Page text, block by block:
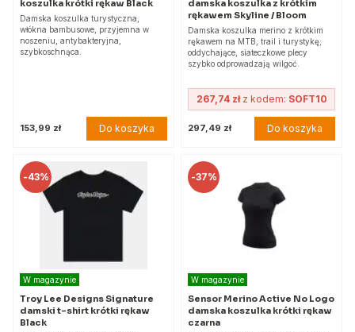
koszulka krótki rękaw Black
Damska koszulka turystyczna,
włókna bambusowe, przyjemna w
noszeniu, antybakteryjna,
szybkoschnąca.
153,99 zł Do koszyka
damska koszulka z krótkim
rękawem Skyline / Bloom
Damska koszulka merino z krótkim
rękawem na MTB, trail i turystykę;
oddychające, siateczkowe plecy
szybko odprowadzają wilgoć.
267,74 złz kodem: SOFT10
297,49 zł Do koszyka
-43%
W magazynie
Troy Lee Designs Signature
damski t-shirt krótki rękaw
Black
-37%
W magazynie
Sensor Merino Active No Logo
damska koszulka krótki rękaw
czarna